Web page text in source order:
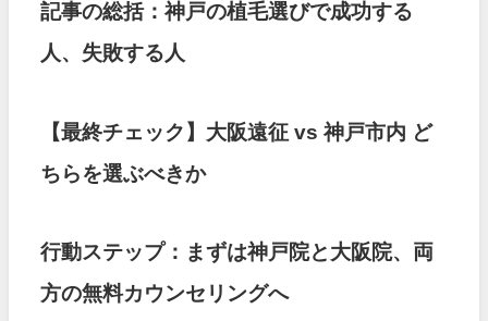
記事の総括：神戸の植毛選びで成功する
人、失敗する人
【最終チェック】大阪遠征 vs 神戸市内 ど
ちらを選ぶべきか
行動ステップ：まずは神戸院と大阪院、両
方の無料カウンセリングへ